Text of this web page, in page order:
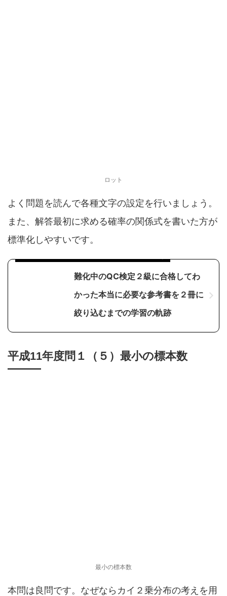
ロット
よく問題を読んで各種文字の設定を行いましょう。
また、解答最初に求める確率の関係式を書いた方が
標準化しやすいです。
難化中のQC検定２級に合格してわ
かった本当に必要な参考書を２冊に
絞り込むまでの学習の軌跡
平成11年度問１（５）最小の標本数
最小の標本数
本問は良問です。なぜならカイ２乗分布の考えを用